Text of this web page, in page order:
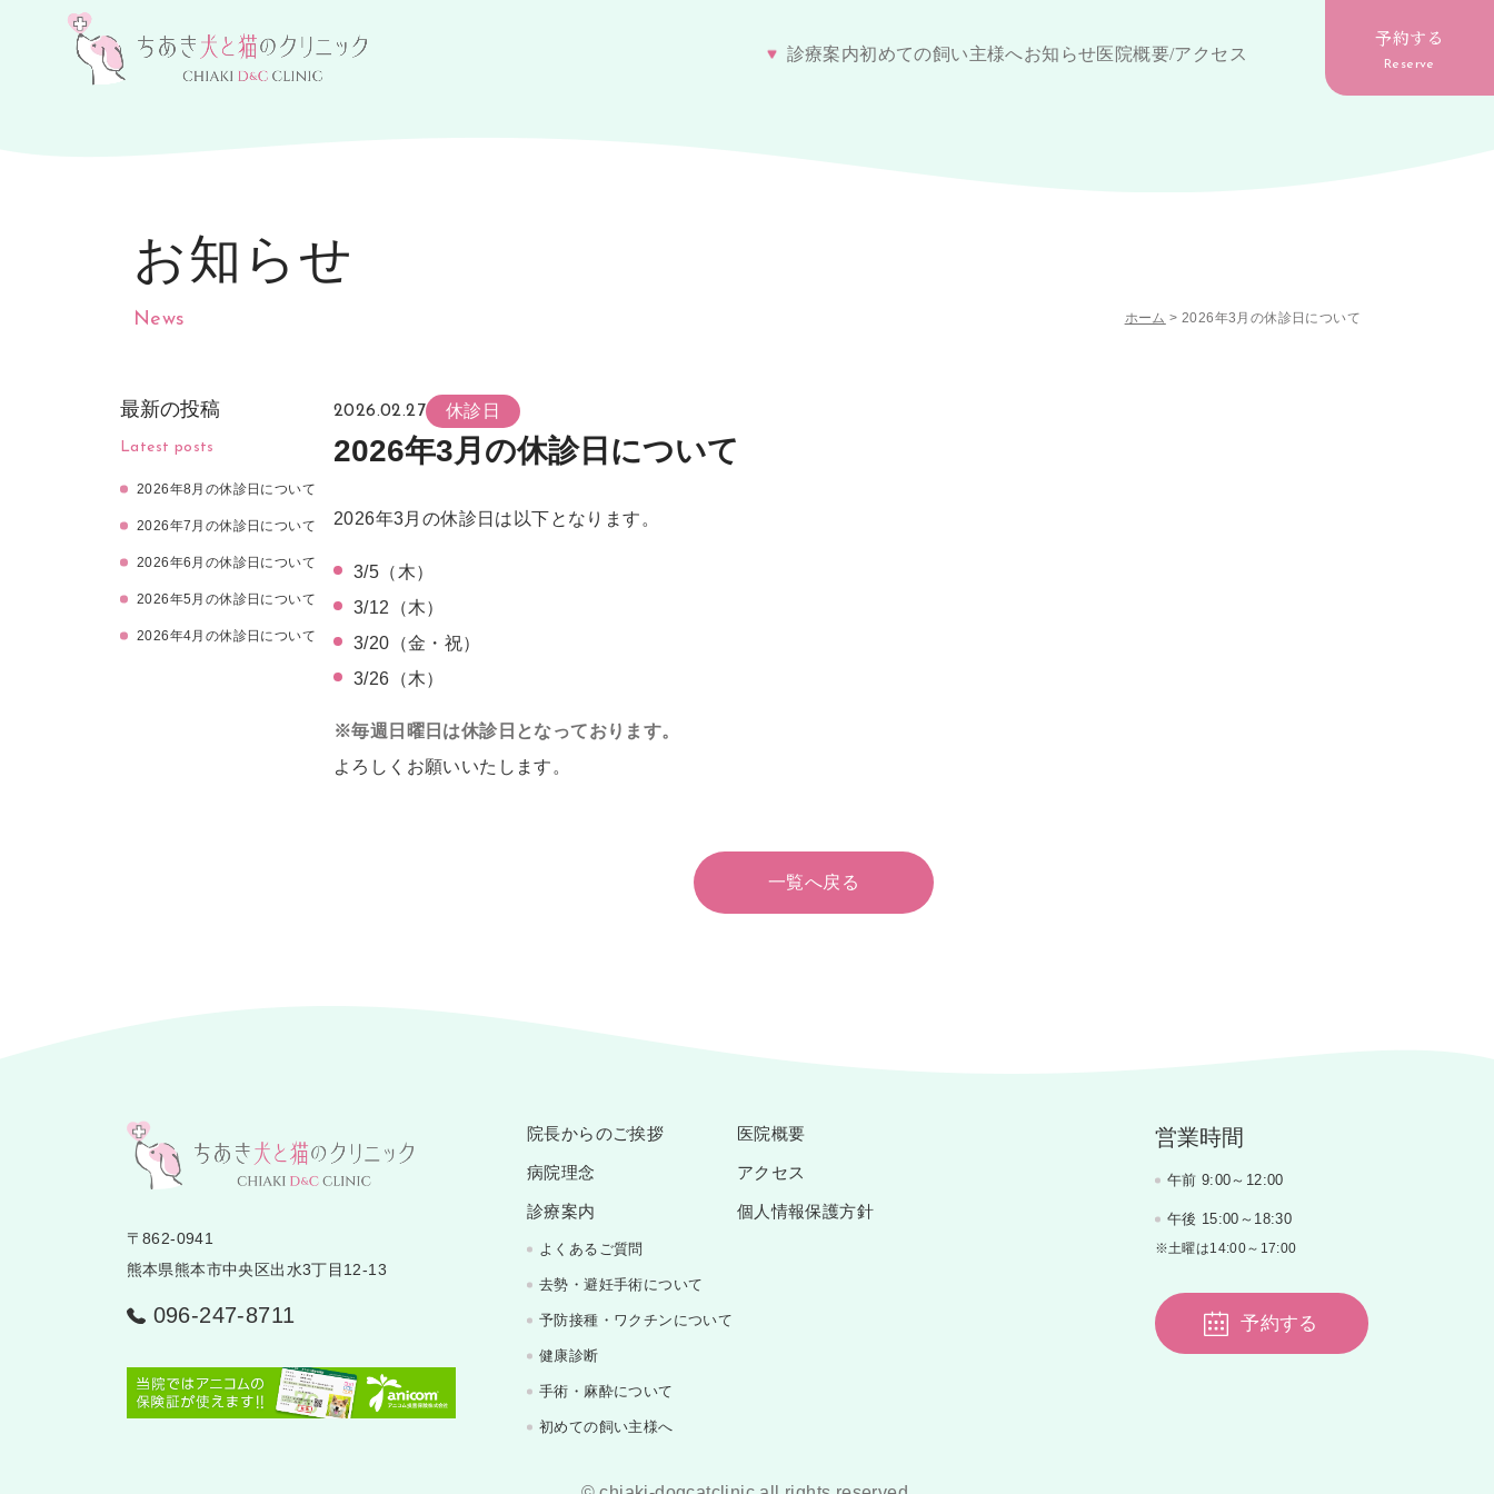
診療案内初めての飼い主様へお知らせ医院概要/アクセス
予約する
Reserve
お知らせ
News ホーム > 2026年3月の休診日について
最新の投稿
Latest posts
2026年8月の休診日について
2026年7月の休診日について
2026年6月の休診日について
2026年5月の休診日について
2026年4月の休診日について
2026.02.27 休診日
2026年3月の休診日について
2026年3月の休診日は以下となります。
3/5（木）
3/12（木）
3/20（金・祝）
3/26（木）
※毎週日曜日は休診日となっております。
よろしくお願いいたします。
一覧へ戻る
〒862-0941
熊本県熊本市中央区出水3丁目12-13
096-247-8711
院長からのご挨拶
病院理念
診療案内
よくあるご質問
去勢・避妊手術について
予防接種・ワクチンについて
健康診断
手術・麻酔について
初めての飼い主様へ
医院概要
アクセス
個人情報保護方針
営業時間
午前 9:00～12:00
午後 15:00～18:30
※土曜は14:00～17:00
予約する